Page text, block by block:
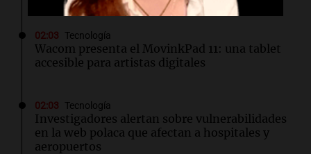
02:03 Tecnología
Wacom presenta el MovinkPad 11: una tablet
accesible para artistas digitales
02:03 Tecnología
Investigadores alertan sobre vulnerabilidades
en la web polaca que afectan a hospitales y
aeropuertos